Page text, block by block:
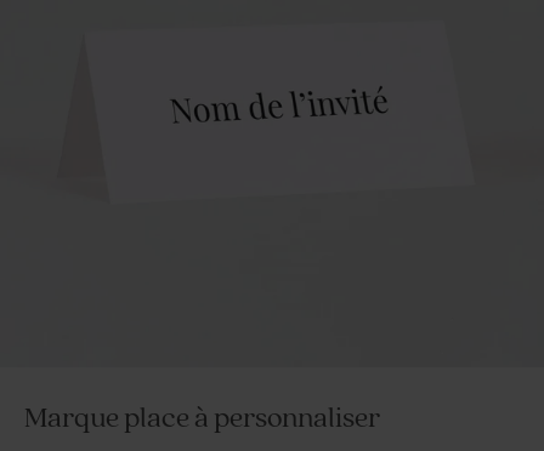
Marque place à personnaliser